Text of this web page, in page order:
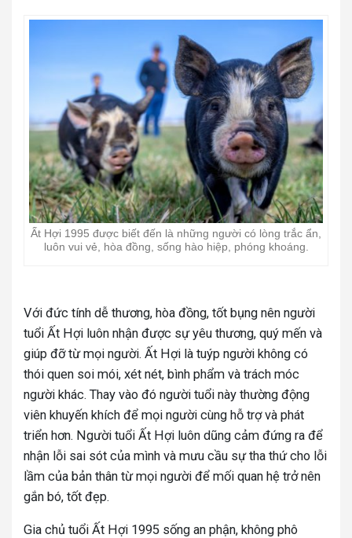
Ất Hợi 1995 được biết đến là những người có lòng trắc ẩn,
luôn vui vẻ, hòa đồng, sống hào hiệp, phóng khoáng.
Với đức tính dễ thương, hòa đồng, tốt bụng nên người
tuổi Ất Hợi luôn nhận được sự yêu thương, quý mến và
giúp đỡ từ mọi người. Ất Hợi là tuýp người không có
thói quen soi mói, xét nét, bình phẩm và trách móc
người khác. Thay vào đó người tuổi này thường động
viên khuyến khích để mọi người cùng hỗ trợ và phát
triển hơn. Người tuổi Ất Hợi luôn dũng cảm đứng ra để
nhận lỗi sai sót của mình và mưu cầu sự tha thứ cho lỗi
lầm của bản thân từ mọi người để mối quan hệ trở nên
gắn bó, tốt đẹp.
Gia chủ tuổi Ất Hợi 1995 sống an phận, không phô